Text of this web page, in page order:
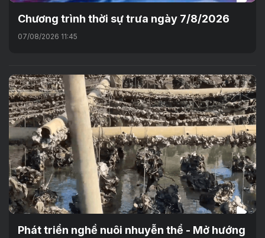
Chương trình thời sự trưa ngày 7/8/2026
07/08/2026 11:45
Phát triển nghề nuôi nhuyễn thể - Mở hướng